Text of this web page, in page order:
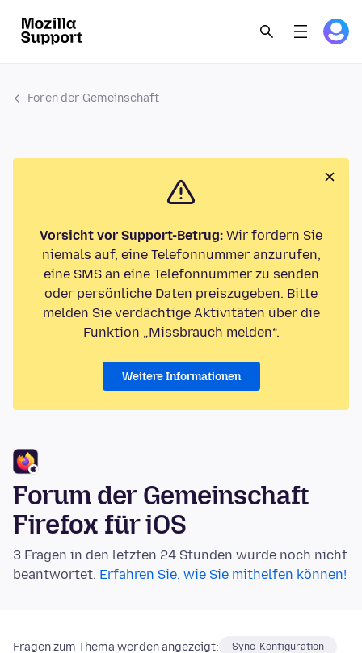
Foren der Gemeinschaft
Vorsicht vor Support-Betrug: Wir fordern Sie
niemals auf, eine Telefonnummer anzurufen,
eine SMS an eine Telefonnummer zu senden
oder persönliche Daten preiszugeben. Bitte
melden Sie verdächtige Aktivitäten über die
Funktion „Missbrauch melden“.
Weitere Informationen
Forum der Gemeinschaft
Firefox für iOS
3 Fragen in den letzten 24 Stunden wurde noch nicht
beantwortet. Erfahren Sie, wie Sie mithelfen können!
Fragen zum Thema werden angezeigt: Sync-Konfiguration